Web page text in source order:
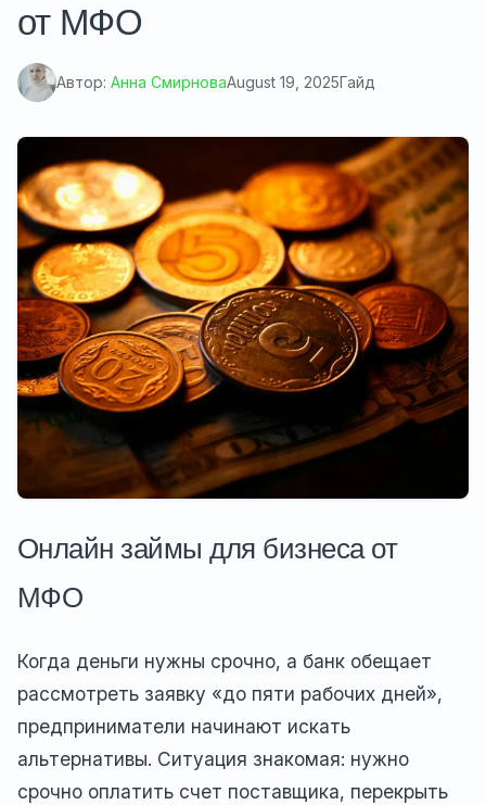
от МФО
Автор: Анна СмирноваAugust 19, 2025Гайд
Онлайн займы для бизнеса от
МФО
Когда деньги нужны срочно, а банк обещает
рассмотреть заявку «до пяти рабочих дней»,
предприниматели начинают искать
альтернативы. Ситуация знакомая: нужно
срочно оплатить счет поставщика, перекрыть